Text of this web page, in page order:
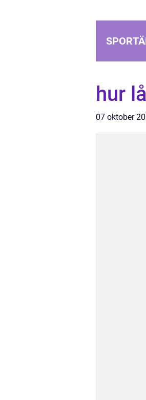
hur
07 oktober